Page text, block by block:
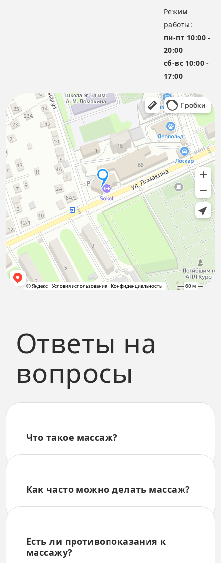
Режим
работы:
пн-пт 10:00 -
20:00
сб-вс 10:00 -
17:00
Ответы на
вопросы
Что такое массаж?
Как часто можно делать массаж?
Есть ли противопоказания к
массажу?